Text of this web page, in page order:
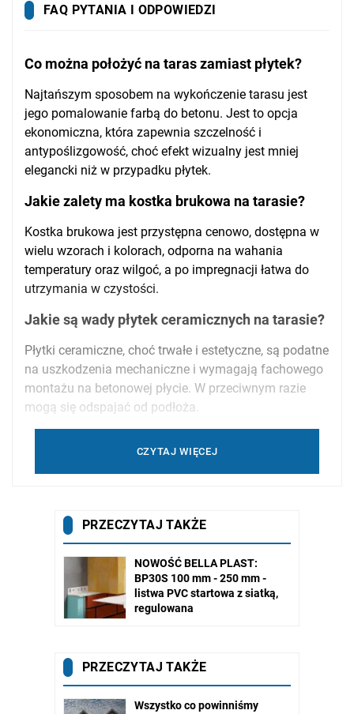
FAQ PYTANIA I ODPOWIEDZI
Co można położyć na taras zamiast płytek?
Najtańszym sposobem na wykończenie tarasu jest
jego pomalowanie farbą do betonu. Jest to opcja
ekonomiczna, która zapewnia szczelność i
antypoślizgowość, choć efekt wizualny jest mniej
elegancki niż w przypadku płytek.
Jakie zalety ma kostka brukowa na tarasie?
Kostka brukowa jest przystępna cenowo, dostępna w
wielu wzorach i kolorach, odporna na wahania
temperatury oraz wilgoć, a po impregnacji łatwa do
utrzymania w czystości.
Jakie są wady płytek ceramicznych na tarasie?
Płytki ceramiczne, choć trwałe i estetyczne, są podatne
na uszkodzenia mechaniczne i wymagają fachowego
montażu na betonowej płycie. W przeciwnym razie
mogą się odspajać od podłoża.
CZYTAJ WIĘCEJ